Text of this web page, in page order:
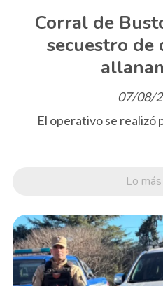
Corral de
secuestro de
07/08/
El operativo se realizó
Lo